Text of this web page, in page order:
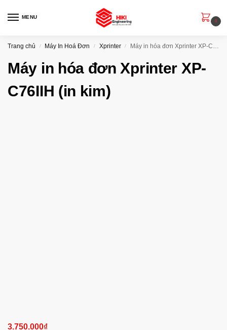
MENU
0
Trang chủ / Máy In Hoá Đơn / Xprinter / Máy in hóa đơn Xprinter XP-C76IIH (in kim)
Máy in hóa đơn Xprinter XP-
C76IIH (in kim)
3.750.000₫